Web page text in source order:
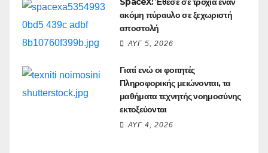
ακόμη πύραυλο σε ξεχωριστή
αποστολή
ΑΥΓ 5, 2026
Γιατί ενώ οι φοιτητές
Πληροφορικής μειώνονται, τα
μαθήματα τεχνητής νοημοσύνης
εκτοξεύονται
ΑΥΓ 4, 2026